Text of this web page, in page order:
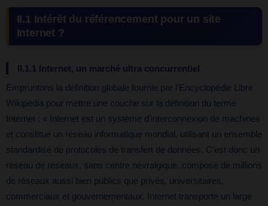
II.1 Intérêt du référencement pour un site
Internet ?
II.1.1 Internet, un marché ultra concurrentiel
Empruntons la définition globale fournie par l’Encyclopédie Libre
Wikipédia pour mettre une couche sur la définition du terme
Internet : « Internet est un système d’interconnexion de machines
et constitue un réseau informatique mondial, utilisant un ensemble
standardisé de protocoles de transfert de données. C’est donc un
réseau de réseaux, sans centre névralgique, composé de millions
de réseaux aussi bien publics que privés, universitaires,
commerciaux et gouvernementaux. Internet transporte un large